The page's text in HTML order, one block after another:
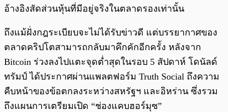
อ้างอิงสัดส่วนหุ้นที่มีอยู่จริงในตลาดรองเท่านั้น
ถึงแม้ฝั่งกฎระเบียบจะไม่ได้รับข่าวดี แต่บรรยากาศของ
ตลาดคริปโตสามารถกลับมาคึกคักอีกครั้ง หลังจาก
Bitcoin ร่วงลงไปแตะจุดต่ำสุดในรอบ 5 สัปดาห์ โดนัลด์
ทรัมป์ ได้ประกาศผ่านแพลตฟอร์ม Truth Social ถึงความ
คืบหน้าของข้อตกลงระหว่างสหรัฐฯ และอิหร่าน ซึ่งรวม
ถึงแผนการเตรียมเปิด “ช่องแคบฮอร์มุซ”